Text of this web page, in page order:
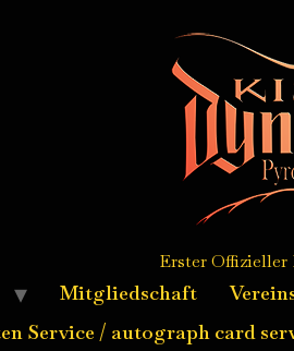
Erster Offizieller
Mitgliedschaft
Service / autograph card